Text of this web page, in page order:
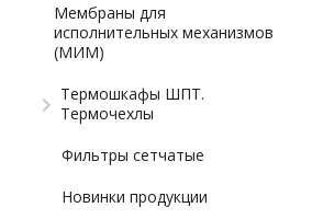
Мембраны для
исполнительных механизмов
(МИМ)
Термошкафы ШПТ.
Термочехлы
Фильтры сетчатые
Новинки продукции